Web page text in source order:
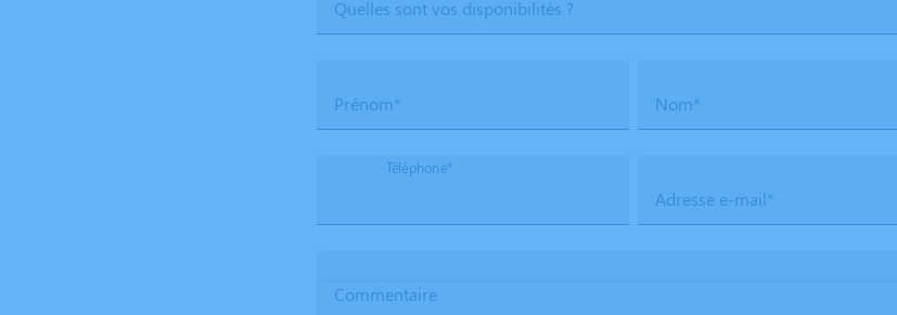
Quelles sont vos disponibilités ?
Prénom* Nom*
Téléphone*
Adresse e-mail*
Commentaire